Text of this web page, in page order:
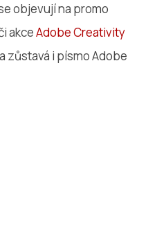
objevují na promo
akceAdobe Creativity
zůstavá i písmo Adobe